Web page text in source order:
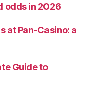
odds in 2026
at Pan-Casino: a
Guide to